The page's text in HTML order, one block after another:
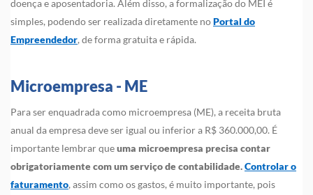
doença e aposentadoria. Além disso, a formalização do MEI é
simples, podendo ser realizada diretamente noPortal do
Empreendedor, de forma gratuita e rápida.
Microempresa - ME
Para ser enquadrada como microempresa (ME), a receita bruta
anual da empresa deve ser igual ou inferior a R$ 360.000,00. É
importante lembrar queuma microempresa precisa contar
obrigatoriamente com um serviço de contabilidade.Controlar o
faturamento, assim como os gastos, é muito importante, pois